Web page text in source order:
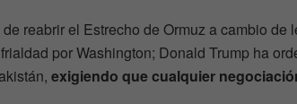
reabrir el Estrecho de Ormuz a cambio de
por Washington; Donald Trump ha
exigiendo que cualquier